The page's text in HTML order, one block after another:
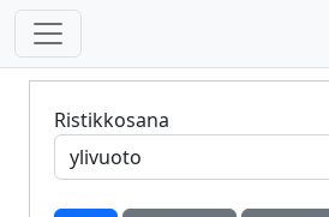
Ristikkosana